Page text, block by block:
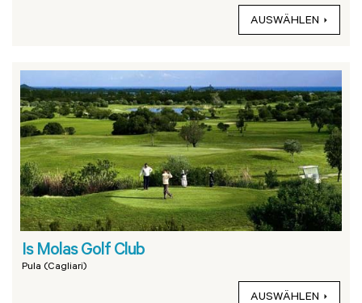
AUSWÄHLEN
Is Molas Golf Club
Pula (Cagliari)
AUSWÄHLEN